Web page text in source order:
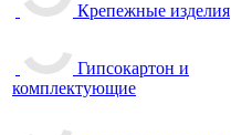
Крепежные изделия
Гипсокартон и
комплектующие